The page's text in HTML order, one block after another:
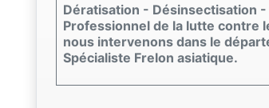
Dératisation - Désinsectisation -
Professionnel de la lutte contre
nous intervenons dans le
Spécialiste Frelon asiatique.